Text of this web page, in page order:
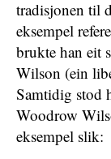
tradisjonen til
eksempel
brukte han eit
Wilson (ein
Samtidig stod
Woodrow
eksempel slik: